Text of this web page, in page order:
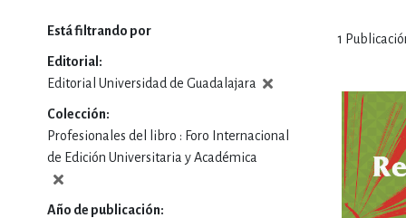
CONSULTA,
DEPORTES Y
1
Está filtrando por
Editorial
Editorial Universidad de Guadalajara
Colección
Profesionales del libro : Foro Internacional
de Edición Universitaria y Académica
Año de publicación